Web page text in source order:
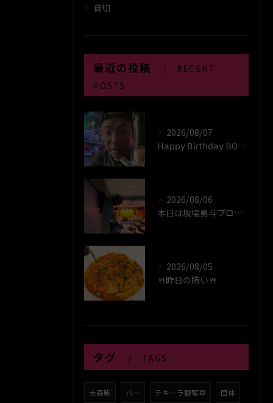
貸切
最近の投稿
RECENT
POSTS
2026/08/07
𝖧𝖺𝗉𝗉𝗒 𝖡𝗂𝗋𝗍𝗁𝖽𝖺𝗒 BOY‪(*´꒳`∩)‬ﾊｲ
2026/08/06
本日は坂場勇斗プロプレイヤーデイ！！
2026/08/05
🍴昨日の賄い🍴
タグ TAGS
大森駅 バー テキーラ観覧車 団体